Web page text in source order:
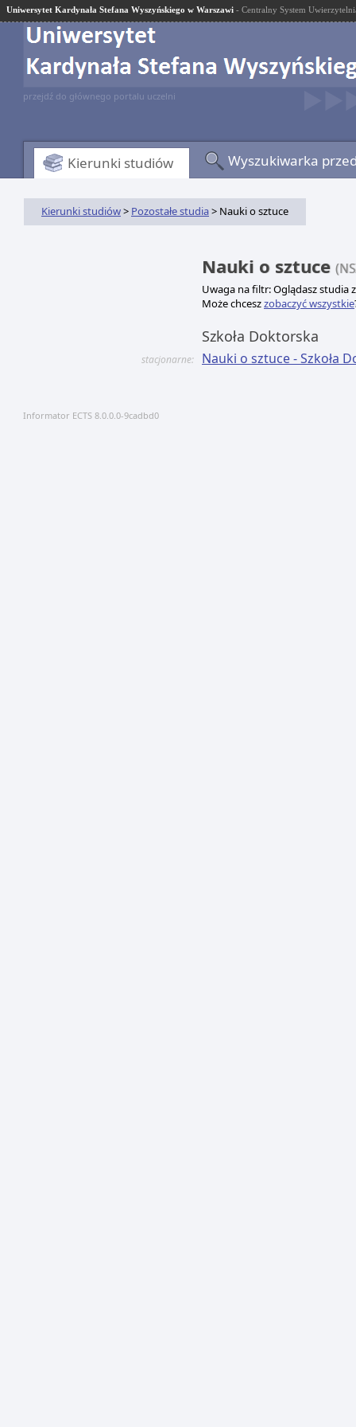
Uniwersytet Kardynała Stefana Wyszyńskiego w Warszawi - Centralny System
przejdź do głównego portalu uczelni
Kierunki studiów Wyszukiwarka
Kierunki studiów> Pozostałe studia> Nauki o sztuce
Nauki o sztuce
Uwaga na filtr: Oglądasz studia
Może chceszzobaczyć wszystkie
Szkoła Doktorska
stacjonarne: Nauki o sztuce - Szkoła
Informator ECTS 8.0.0.0-9cadbd0